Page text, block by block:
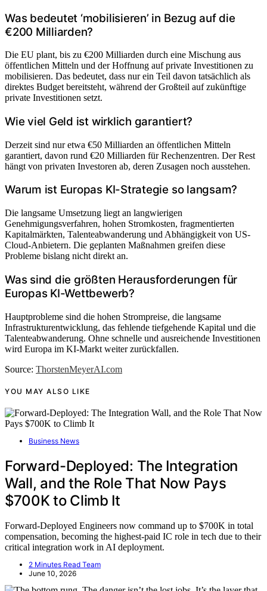
Was bedeutet ‘mobilisieren’ in Bezug auf die
€200 Milliarden?
Die EU plant, bis zu €200 Milliarden durch eine Mischung aus
öffentlichen Mitteln und der Hoffnung auf private Investitionen zu
mobilisieren. Das bedeutet, dass nur ein Teil davon tatsächlich als
direktes Budget bereitsteht, während der Großteil auf zukünftige
private Investitionen setzt.
Wie viel Geld ist wirklich garantiert?
Derzeit sind nur etwa €50 Milliarden an öffentlichen Mitteln
garantiert, davon rund €20 Milliarden für Rechenzentren. Der Rest
hängt von privaten Investoren ab, deren Zusagen noch ausstehen.
Warum ist Europas KI-Strategie so langsam?
Die langsame Umsetzung liegt an langwierigen
Genehmigungsverfahren, hohen Stromkosten, fragmentierten
Kapitalmärkten, Talenteabwanderung und Abhängigkeit von US-
Cloud-Anbietern. Die geplanten Maßnahmen greifen diese
Probleme bislang nicht direkt an.
Was sind die größten Herausforderungen für
Europas KI-Wettbewerb?
Hauptprobleme sind die hohen Strompreise, die langsame
Infrastrukturentwicklung, das fehlende tiefgehende Kapital und die
Talenteabwanderung. Ohne schnelle und ausreichende Investitionen
wird Europa im KI-Markt weiter zurückfallen.
Source: ThorstenMeyerAI.com
YOU MAY ALSO LIKE
Business News
Forward-Deployed: The Integration
Wall, and the Role That Now Pays
$700K to Climb It
Forward-Deployed Engineers now command up to $700K in total
compensation, becoming the highest-paid IC role in tech due to their
critical integration work in AI deployment.
2 Minutes Read Team
June 10, 2026